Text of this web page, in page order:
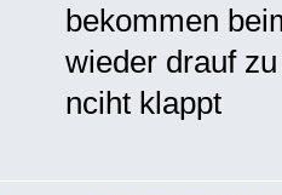
bekommen
wieder drauf
nciht klappt